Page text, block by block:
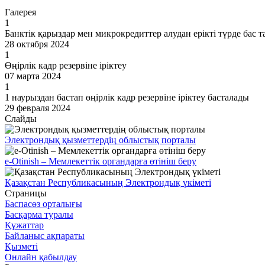
Галерея
1
Банктік қарыздар мен микрокредиттер алудан ерікті түрде бас
28 октября 2024
1
Өңірлік кадр резервіне іріктеу
07 марта 2024
1
1 наурыздан бастап өңірлік кадр резервіне іріктеу басталады
29 февраля 2024
Слайды
Электрондық қызметтердің облыстық порталы
e-Otinish – Мемлекеттік органдарға өтініш беру
Қазақстан Республикасының Электрондық үкіметі
Страницы
Баспасөз орталығы
Басқарма туралы
Құжаттар
Байланыс ақпараты
Қызметі
Онлайн қабылдау